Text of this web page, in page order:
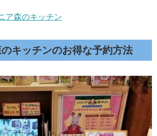
ア森のキッチン
キッチンのお得な予約方法